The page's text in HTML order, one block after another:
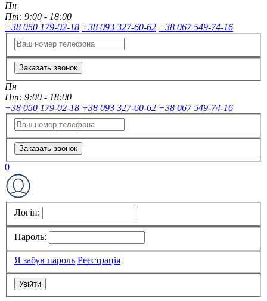
Пн
Пт: 9:00 - 18:00
+38 050 179-02-18 +38 093 327-60-62 +38 067 549-74-16
Заказать звонок
Пн
Пт: 9:00 - 18:00
+38 050 179-02-18 +38 093 327-60-62 +38 067 549-74-16
Заказать звонок
0
Логін:
Пароль:
Я забув пароль Реєстрація